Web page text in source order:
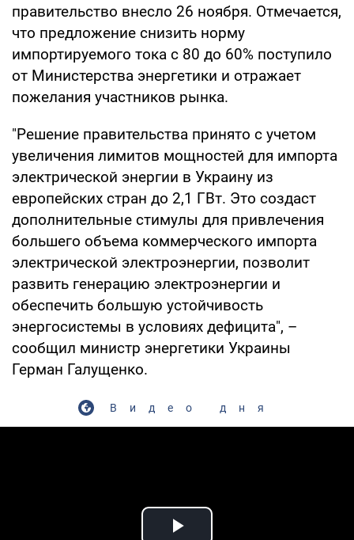
правительство внесло 26 ноября. Отмечается,
что предложение снизить норму
импортируемого тока с 80 до 60% поступило
от Министерства энергетики и отражает
пожелания участников рынка.
"Решение правительства принято с учетом
увеличения лимитов мощностей для импорта
электрической энергии в Украину из
европейских стран до 2,1 ГВт. Это создаст
дополнительные стимулы для привлечения
большего объема коммерческого импорта
электрической электроэнергии, позволит
развить генерацию электроэнергии и
обеспечить большую устойчивость
энергосистемы в условиях дефицита", –
сообщил министр энергетики Украины
Герман Галущенко.
Видео дня